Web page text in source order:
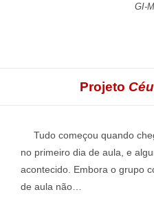
GI-
Projeto
Tudo começou quando
no primeiro dia de aula, e
acontecido. Embora o grupo
de aula não…